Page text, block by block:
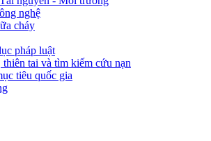
nghệ
cháy
pháp luật
tai và tìm kiếm cứu nạn
tiêu quốc gia